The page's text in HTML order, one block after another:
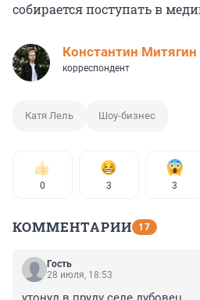
собирается поступать в
Константин Митягин
корреспондент
Катя Лель Шоу-бизнес
0 3 3
КОММЕНТАРИИ 17
Гость
28 июля, 18:53